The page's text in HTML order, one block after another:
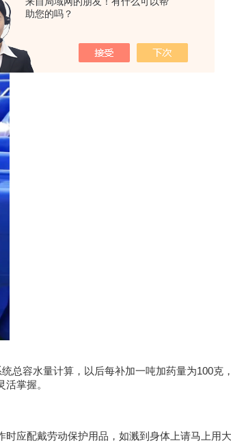
助您的吗？
总容水量计算，以后每补加一吨加药量为100克
掌握。
应配戴劳动保护用品，如溅到身体上请马上用